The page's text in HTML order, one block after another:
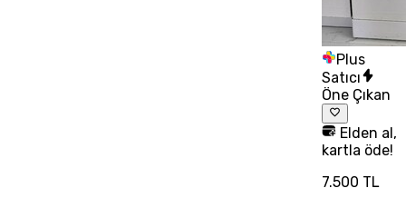
Plus
Satıcı
Öne Çıkan
Elden al,
kartla öde!
7.500 TL